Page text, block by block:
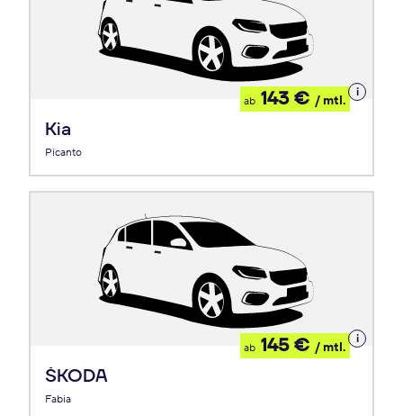
Kia
Picanto
ab 143 € / mtl.
Details
zum
ŠKODA
Fabia
ab 145 € / mtl.
Details
zum